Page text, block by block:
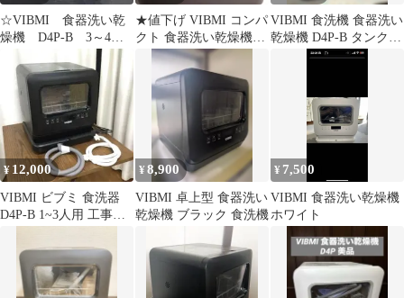
☆VIBMI 食器洗い乾
燥機 D4P-B 3～4人
用 タンク・水栓2way
★値下げ VIBMI コンパ
クト 食器洗い乾燥機
食洗機 黒 説明書＆洗剤
VIBMI 食洗機 食器洗い
乾燥機 D4P-B タンク式
卓上型 ブラック
¥ 12,000
VIBMI ビブミ 食洗器
D4P-B 1~3人用 工事不
¥8,900
VIBMI 卓上型 食器洗い
乾燥機 ブラック 食洗機
¥ 7,500
VIBMI 食器洗い乾燥機
ホワイト